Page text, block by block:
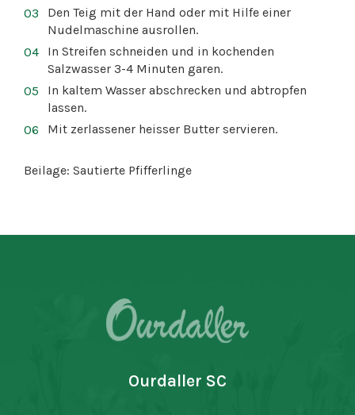
Den Teig mit der Hand oder mit Hilfe einer
Nudelmaschine ausrollen.
In Streifen schneiden und in kochenden
Salzwasser 3-4 Minuten garen.
In kaltem Wasser abschrecken und abtropfen
lassen.
Mit zerlassener heisser Butter servieren.
Beilage: Sautierte Pfifferlinge
Ourdaller SC